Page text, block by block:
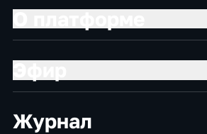
Журнал